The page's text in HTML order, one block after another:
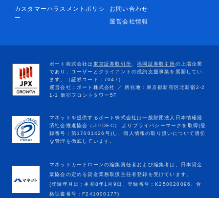
カスタマーハラスメントポリシ
ー
お問い合わせ
運営会社情報
マネットカードローンの編集責任者および編集者は、日本貸金
業協会の定める貸金業務取扱主任者登録を受けています。
(登録年月日：令和8年1月9日、登録番号：K250020096、合
格証書番号：F241000177)